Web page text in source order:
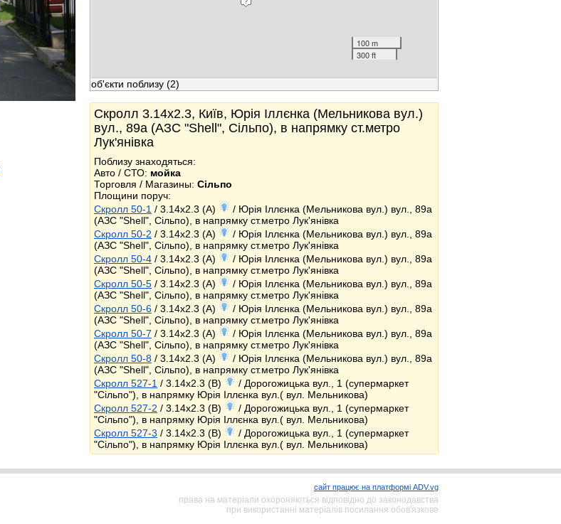
100 m
300 ft
об'єкти поблизу (2)
Скролл 3.14x2.3, Київ, Юрія Іллєнка (Мельникова вул.)
вул., 89а (АЗС "Shell", Сільпо), в напрямку ст.метро
Лук'янівка
Поблизу знаходяться:
Авто / СТО: мойка
Торговля / Магазины: Сільпо
Площини поруч:
Скролл 50-1 / 3.14x2.3 (A)
/ Юрія Іллєнка (Мельникова вул.) вул., 89а
(АЗС "Shell", Сільпо), в напрямку ст.метро Лук'янівка
Скролл 50-2 / 3.14x2.3 (A)
/ Юрія Іллєнка (Мельникова вул.) вул., 89а
(АЗС "Shell", Сільпо), в напрямку ст.метро Лук'янівка
Скролл 50-4 / 3.14x2.3 (A)
/ Юрія Іллєнка (Мельникова вул.) вул., 89а
(АЗС "Shell", Сільпо), в напрямку ст.метро Лук'янівка
Скролл 50-5 / 3.14x2.3 (A)
/ Юрія Іллєнка (Мельникова вул.) вул., 89а
(АЗС "Shell", Сільпо), в напрямку ст.метро Лук'янівка
Скролл 50-6 / 3.14x2.3 (A)
/ Юрія Іллєнка (Мельникова вул.) вул., 89а
(АЗС "Shell", Сільпо), в напрямку ст.метро Лук'янівка
Скролл 50-7 / 3.14x2.3 (A)
/ Юрія Іллєнка (Мельникова вул.) вул., 89а
(АЗС "Shell", Сільпо), в напрямку ст.метро Лук'янівка
Скролл 50-8 / 3.14x2.3 (A)
/ Юрія Іллєнка (Мельникова вул.) вул., 89а
(АЗС "Shell", Сільпо), в напрямку ст.метро Лук'янівка
Скролл 527-1 / 3.14x2.3 (B)
/ Дорогожицька вул., 1 (супермаркет
"Сільпо"), в напрямку Юрія Іллєнка вул.( вул. Мельникова)
Скролл 527-2 / 3.14x2.3 (B)
/ Дорогожицька вул., 1 (супермаркет
"Сільпо"), в напрямку Юрія Іллєнка вул.( вул. Мельникова)
Скролл 527-3 / 3.14x2.3 (B)
/ Дорогожицька вул., 1 (супермаркет
"Сільпо"), в напрямку Юрія Іллєнка вул.( вул. Мельникова)
сайт працює на платформі ADV.vg
права на матеріали охороняються відповідно до законодавства
при використанні матеріалів посилання обов'язкове